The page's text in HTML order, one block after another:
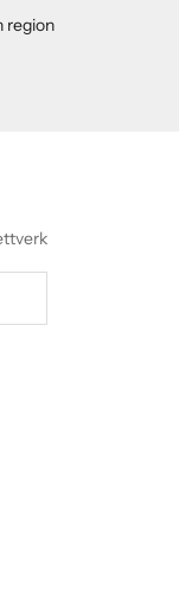
region
234